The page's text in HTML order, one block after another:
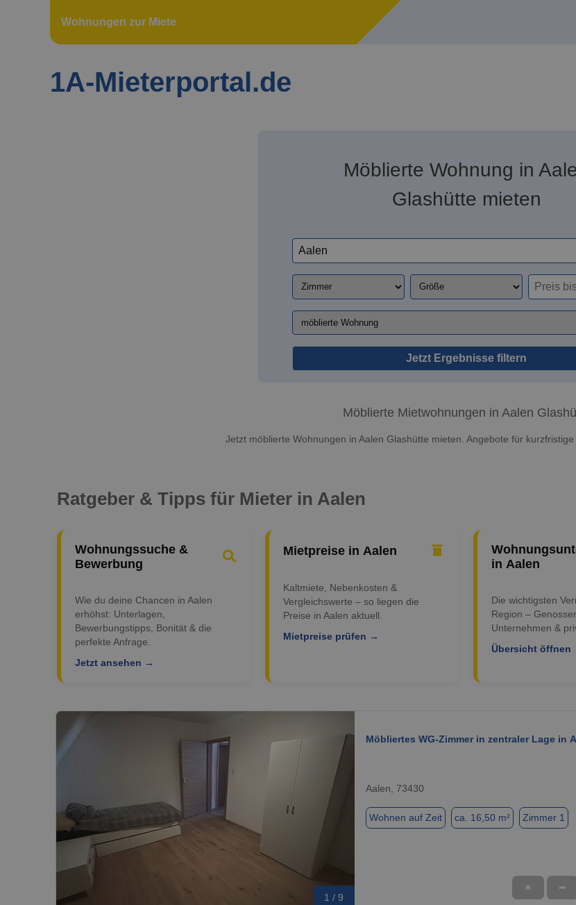
Wohnungen zur Miete
1A-Mieterportal.de
Möblierte Wohnung in
Glashütte mieten
Jetzt Ergebnisse filtern
Möblierte Mietwohnungen in Aalen
Jetzt möblierte Wohnungen in Aalen Glashütte mieten. Angebote für
Ratgeber & Tipps für Mieter in Aalen
Wohnungssuche &
Bewerbung
Wie du deine Chancen in Aalen
erhöhst: Unterlagen,
Bewerbungstipps, Bonität & die
perfekte Anfrage.
Jetzt ansehen →
Mietpreise in Aalen
Kaltmiete, Nebenkosten &
Vergleichswerte – so liegen die
Preise in Aalen aktuell.
Mietpreise prüfen →
in Aalen
Die wichtigsten
Region –
Unternehmen &
Übersicht öffnen
1 / 9
Möbliertes WG-Zimmer in zentraler Lage in
Aalen, 73430
Wohnen auf Zeit ca. 16,50 m² Zimmer 1
★ ➦